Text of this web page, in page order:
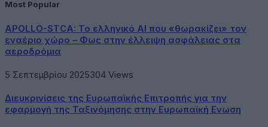
Most Popular
APOLLO-STCA: Το ελληνικό AI που «θωρακίζει» τον
εναέριο χώρο – Φως στην έλλειψη ασφάλειας στα
αεροδρόμια
5 Σεπτεμβρίου 2025304 Views
Διευκρινίσεις της Ευρωπαϊκής Επιτροπής για την
εφαρμογή της Ταξινόμησης στην Ευρωπαϊκή Ενωση